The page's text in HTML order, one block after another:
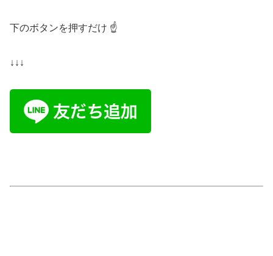
下のボタンを押すだけ ☝️
↓↓↓